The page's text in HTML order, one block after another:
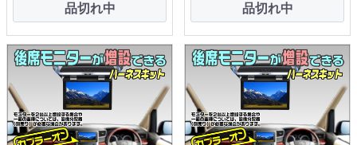
品切れ中 品切れ中